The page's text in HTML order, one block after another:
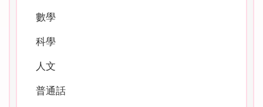
數學
科學
人文
普通話